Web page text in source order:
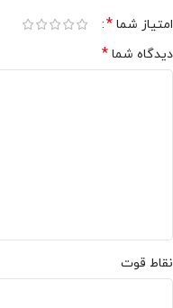
امتیاز شما *
دیدگاه شما *
نقاط قوت